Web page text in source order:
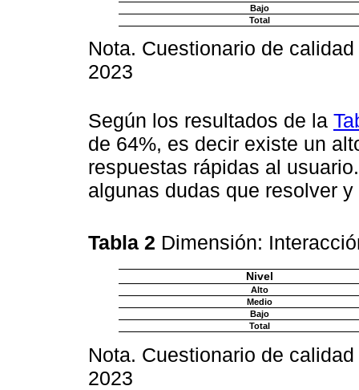
Bajo
Total
Nota. Cuestionario de
2023
Según los resultados de la
de 64%, es decir existe un
respuestas rápidas al
algunas dudas que resolver
Tabla 2 Dimensión:
Nivel
Alto
Medio
Bajo
Total
Nota. Cuestionario de
2023